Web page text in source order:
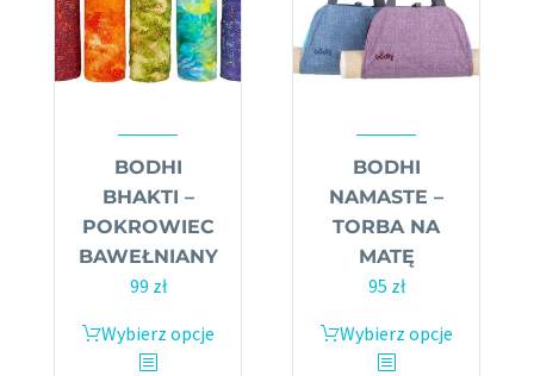
BODHI
BHAKTI –
POKROWIEC
BAWEŁNIANY
99 zł
Wybierz opcje
Ten
produkt
BODHI
NAMASTE –
TORBA NA
MATĘ
95 zł
Wybierz opcje
Ten
produkt